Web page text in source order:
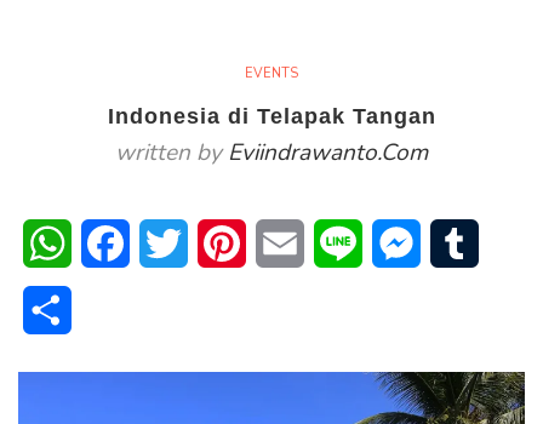
EVENTS
Indonesia di Telapak Tangan
written byEviindrawanto.com
WhatsAppFacebookTwitter PinterestEmail Line Messenger